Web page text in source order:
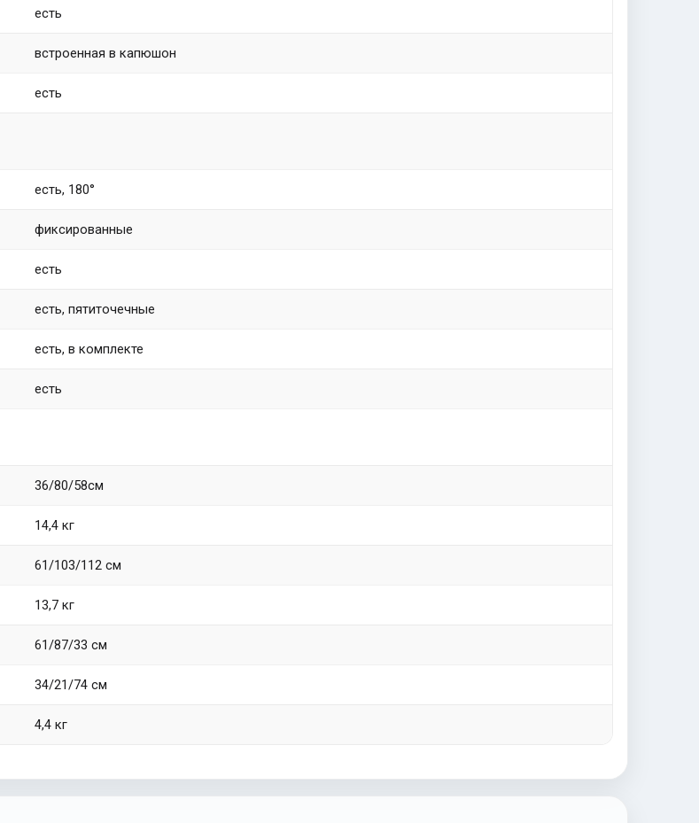
есть
встроенная в капюшон
есть
есть, 180°
фиксированные
есть
есть, пятиточечные
есть, в комплекте
есть
36/80/58см
14,4 кг
61/103/112 см
13,7 кг
61/87/33 см
34/21/74 см
4,4 кг